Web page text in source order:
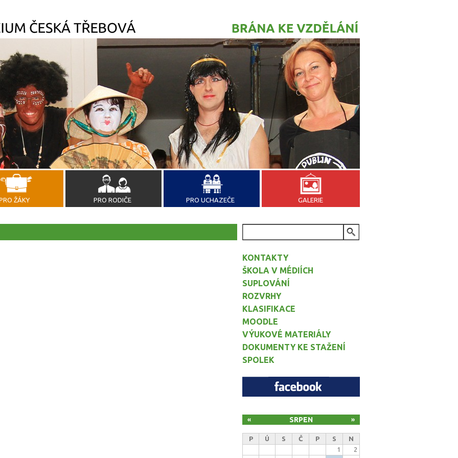
ŽÁKY PRO RODIČE PRO UCHAZEČE GALERIE
KONTAKTY
ŠKOLA V MÉDIÍCH
SUPLOVÁNÍ
ROZVRHY
KLASIFIKACE
MOODLE
VÝUKOVÉ MATERIÁLY
DOKUMENTY KE STAŽENÍ
SPOLEK
SRPEN
« »
P Ú S Č P S
N
1
2